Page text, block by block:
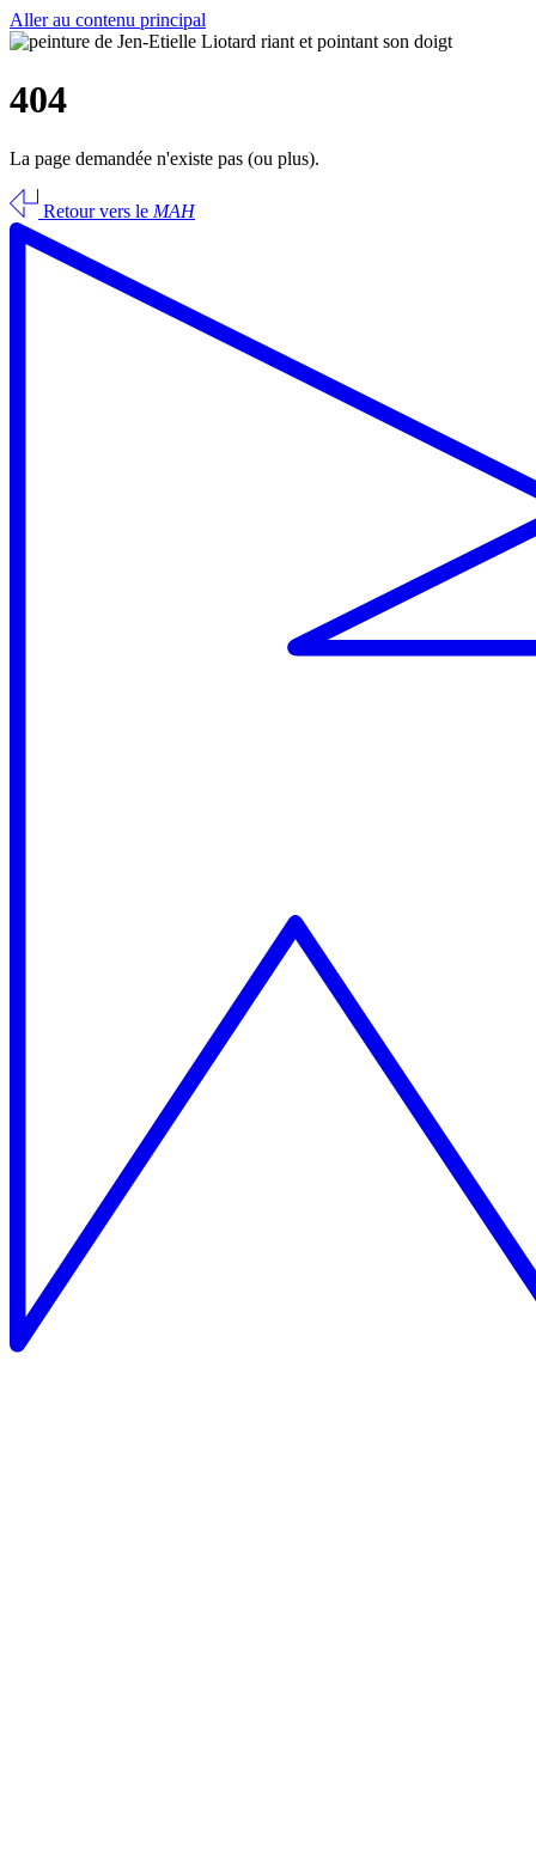
Aller au contenu principal
404
La page demandée n'existe pas (ou plus).
Retour vers le MAH